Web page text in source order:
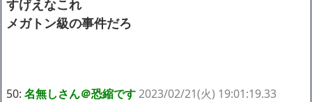
すげえなこれ
メガトン級の事件だろ
50: 名無しさん＠恐縮です2023/02/21(火) 19:01:19.33